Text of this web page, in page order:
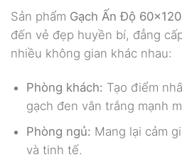
Sản phẩm Gạch Ấn Độ
đến vẻ đẹp huyền bí, đẳng
nhiều không gian khác nhau:
Phòng khách: Tạo điểm
gạch đen vân trắng mạnh
Phòng ngủ: Mang lại cảm
và tinh tế.